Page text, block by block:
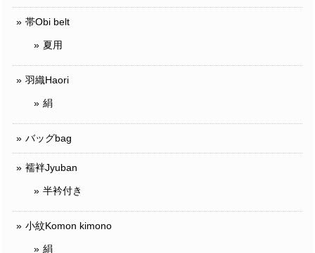
帯Obi belt
夏用
羽織Haori
絹
バッグbag
襦袢Jyuban
半衿付き
小紋Komon kimono
絹